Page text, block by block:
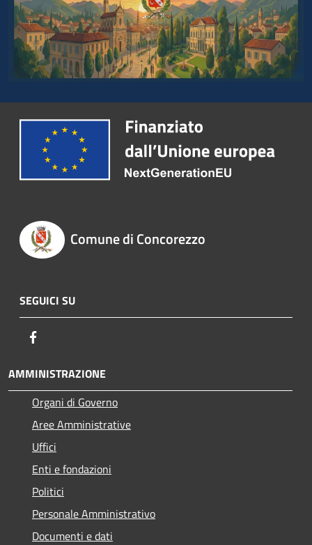
Comune di Concorezzo
SEGUICI SU
AMMINISTRAZIONE
Organi di Governo
Aree Amministrative
Uffici
Enti e fondazioni
Politici
Personale Amministrativo
Documenti e dati